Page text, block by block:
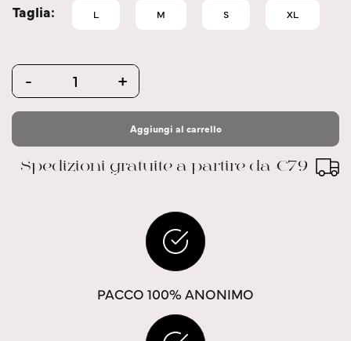
Taglia L M S XL
Quantity
- +
Aggiungi al carrello
Spedizioni gratuite a partire da €79
PACCO 100% ANONIMO